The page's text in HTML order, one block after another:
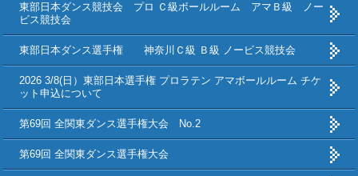
東部日本ダンス競技会 プロ Ｃ級ボールルーム アマＢ級 ノー
ビス競技会
東部日本ダンス選手権 神奈川Ｃ級 Ｂ級 ノービス競技会
2026 3/8(日）東部日本選手権 プロラテン アマボールルーム チケ
ット申込について
第69回 全関東ダンス選手権大会 No.2
第69回 全関東ダンス選手権大会